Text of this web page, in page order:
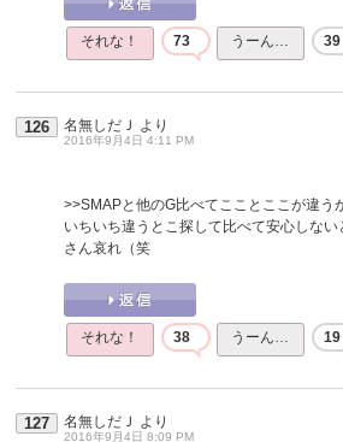
それな！ 73 うーん… 39
126 名無しだＪ より
2016年9月4日 4:11 PM
>>SMAPと他のG比べてこことここが違う
いちいち違うとこ探して比べて安心しな
さん哀れ（笑
それな！ 38 うーん… 19
127 名無しだＪ より
2016年9月4日 8:09 PM